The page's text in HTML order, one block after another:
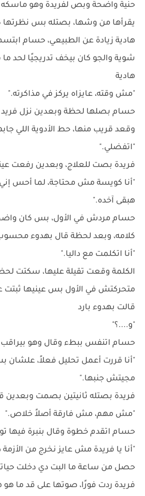
حنية واضحة وبص لفريدة وهو ماسكه
يقرأها من وشها، بصتله بس نظرتها
هادية زيادة عن الطبيعي، حسام
شوية والجو كان بيخف تدريجيًا لحد ما
هادية
"مش وقته، عايزاه يركز في مذاكرته."
حسام بصلها لحظة وبعدين نزل فريد
وقعد قريب منها، حط الأدوية اللي
"اتفضلي."
فريدة بصت للعلاج، وبعدين رفعت
"أنا كويسة مش محتاجة، لما أحس
هبقى آخده."
حسام مردش في الأول، بس كان واضح
كلامه، وبعد لحظة قال بهدوء
"أنا اتكلمت مع داليا."
الكلمة وقعت تقيلة عليها، سكتت
متحركتش في الأول بس عينيها ثبتت
قالت بهدوء بارد
"و....؟"
حسام اتنفس ببطء وقال وهو بيراقب
"أنا قررت أعمل تحليل فعلاً، علشان
مجيتش جنبها."
فريدة بصتله ثانيتين بصمت وبعدين
"مش مهم، مش فارقة أصلاً خلاص."
حسام اتقدم خطوة وقال بنبرة فيها
"أنا يا فريدة مش عايز نخرج من الأزمة
حصل من ساعة ما البت دي دخلت
فريدة ردت فورًا، صوتها على قد ما